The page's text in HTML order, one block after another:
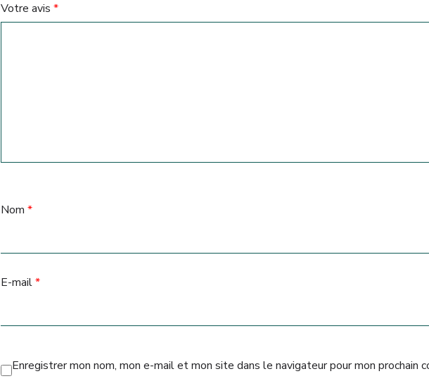
Votre avis *
Nom *
E-mail*
Enregistrer mon nom, mon e-mail et mon site dans le navigateur pour mon prochain